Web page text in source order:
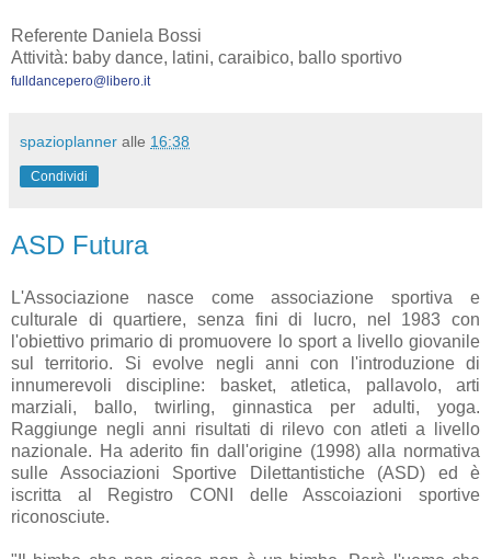
Referente Daniela Bossi
Attività: baby dance, latini, caraibico, ballo sportivo
fulldancepero@libero.it
spazioplanner alle 16:38
Condividi
ASD Futura
L'Associazione nasce come associazione sportiva e
culturale di quartiere, senza fini di lucro, nel 1983 con
l'obiettivo primario di promuovere lo sport a livello giovanile
sul territorio. Si evolve negli anni con l'introduzione di
innumerevoli discipline: basket, atletica, pallavolo, arti
marziali, ballo, twirling, ginnastica per adulti, yoga.
Raggiunge negli anni risultati di rilevo con atleti a livello
nazionale. Ha aderito fin dall'origine (1998) alla normativa
sulle Associazioni Sportive Dilettantistiche (ASD) ed è
iscritta al Registro CONI delle Asscoiazioni sportive
riconosciute.